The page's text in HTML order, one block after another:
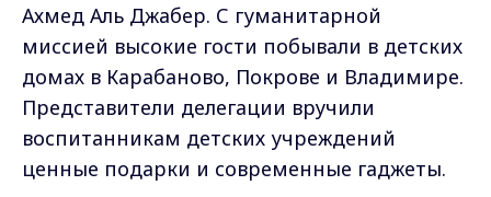
Ахмед Аль Джабер. С гуманитарной
миссией высокие гости побывали в детских
домах в Карабаново, Покрове и Владимире.
Представители делегации вручили
воспитанникам детских учреждений
ценные подарки и современные гаджеты.